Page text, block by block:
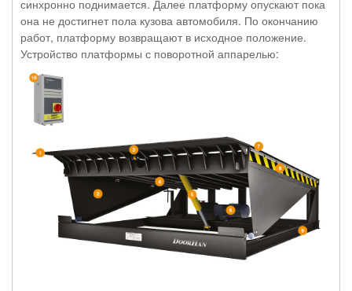
синхронно поднимается. Далее платформу опускают пока
она не достигнет пола кузова автомобиля. По окончанию
работ, платформу возвращают в исходное положение.
Устройство платформы с поворотной аппарелью: